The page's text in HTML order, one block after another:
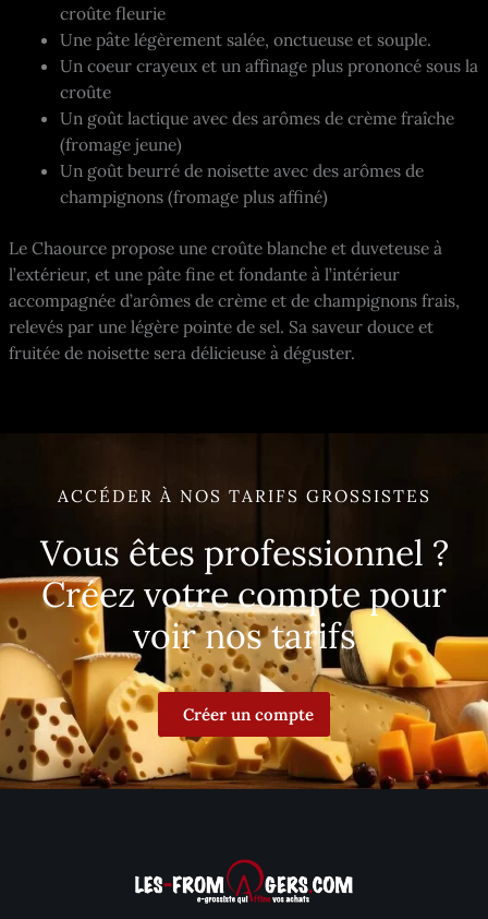
croûte fleurie
Une pâte légèrement salée, onctueuse et souple.
Un coeur crayeux et un affinage plus prononcé sous la
croûte
Un goût lactique avec des arômes de crème fraîche
(fromage jeune)
Un goût beurré de noisette avec des arômes de
champignons (fromage plus affiné)
Le Chaource propose une croûte blanche et duveteuse à
l’extérieur, et une pâte fine et fondante à l’intérieur
accompagnée d’arômes de crème et de champignons frais,
relevés par une légère pointe de sel. Sa saveur douce et
fruitée de noisette sera délicieuse à déguster.
ACCÉDER À NOS TARIFS GROSSISTES
Vous êtes professionnel ?
Créez votre compte pour
voir nos tarifs
Créer un compte